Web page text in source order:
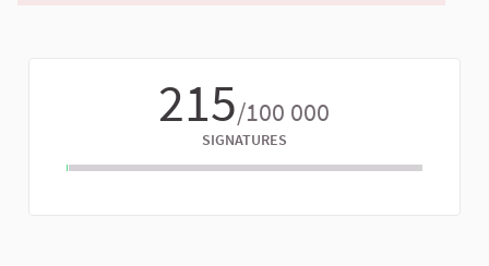
215/100 000
SIGNATURES